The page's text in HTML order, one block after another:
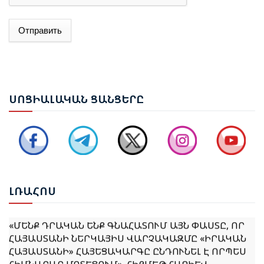
Отправить
ՍՈՑԻԱԼԱԿԱՆ ՑԱՆՑԵՐԸ
ԼՌԱՀՈՍ
ԱԴՐԲԵՋԱՆԻ ԱԳ ՆԱԽԱՐԱՐ ՋԵՅՀՈՒՆ ԲԱՅՐԱՄՈՎԸ
ԵՐԵՎԱՆՈՒՄ ԿԱՅԱՑԵԼ Է ԱՆԻԻ ԿԱՄՐՋԻ
ՎԵՐԱԿԱՆԳՆՄԱՆ ՀԱՐՑԵՐՈՎ ՀԱՅԱՍՏԱՆ-ԹՈՒՐՔԻԱ
ՀԱՅԱՍՏԱՆԻ ՆԵՐԿԱՅԻՍ ՎԱՐՉԱԿԱԶՄԸ «ԻՐԱԿԱՆ
ՀԱՅԱՍՏԱՆԻ» ՀԱՅԵՑԱԿԱՐԳԸ ԸՆԴՈՒՆԵԼ Է ՈՐՊԵՍ
ՀԻՄՆԱՐԱՐ ՄՈՏԵՑՈՒՄ». ՀԻՔՄԵԹ ՀԱՋԻԵՎ